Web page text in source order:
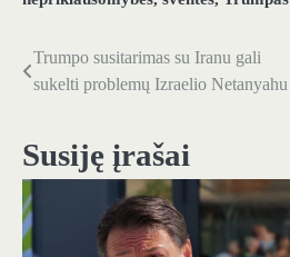
Navigacija
įrašų
Trumpo susitarimas su Iranu gali
sukelti problemų Izraelio Netanyahu
Susiję įrašai